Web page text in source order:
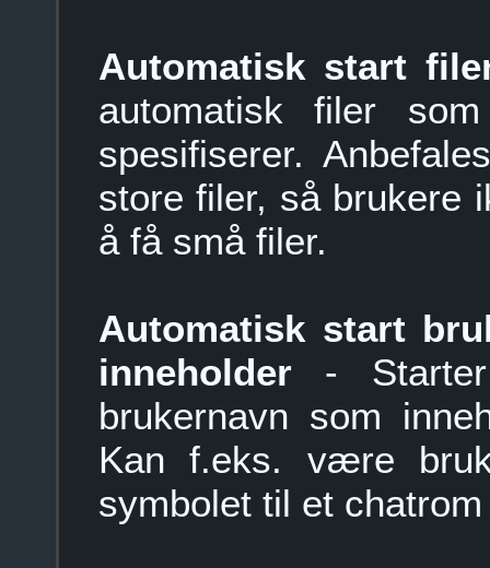
Automatisk start
automatisk filer
spesifiserer.
store filer, så brukere
å få små filer.
Automatisk start
inneholder - Starter
brukernavn som
Kan f.eks. være
symbolet til et